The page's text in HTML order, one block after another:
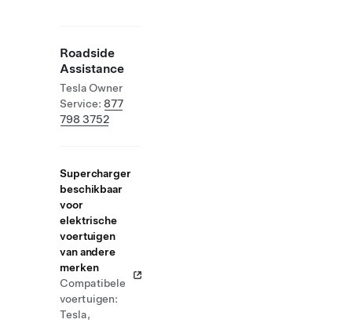
Roadside
Assistance
Tesla Owner
Service: 877
798 3752
Supercharger
beschikbaar
voor
elektrische
voertuigen
van andere
merken
Compatibele
voertuigen:
Tesla,